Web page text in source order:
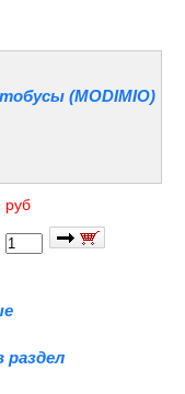
(MODIMIO)
руб
раздел